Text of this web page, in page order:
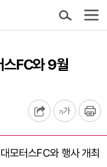
스FC와 9월
모터스FC와 행사 개최